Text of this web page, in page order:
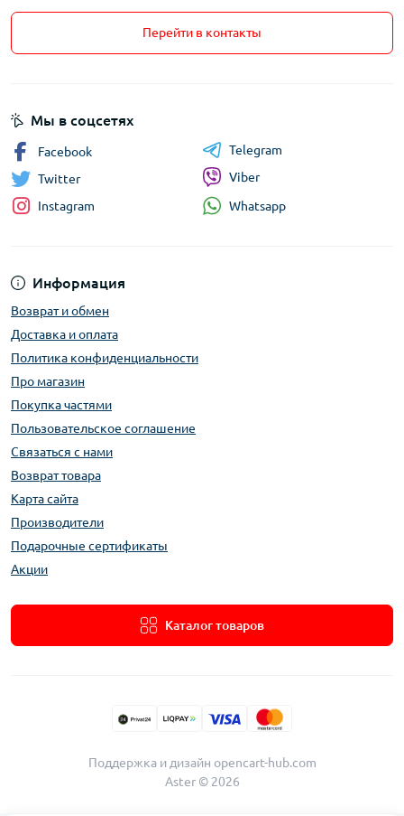
Перейти в контакты
Информация
Возврат и обмен
Доставка и оплата
Политика конфиденциальности
Про магазин
Покупка частями
Пользовательское соглашение
Связаться с нами
Возврат товара
Карта сайта
Производители
Подарочные сертификаты
Акции
Каталог товаров
Мы в соцсетях
Facebook
Twitter
Instagram
Telegram
Viber
Whatsapp
Поддержка и дизайн opencart-hub.com
Aster © 2026